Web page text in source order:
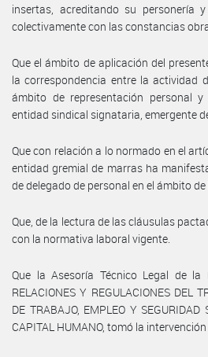
insertas, acreditando su personería
colectivamente con las constancias
Que el ámbito de aplicación del
la correspondencia entre la actividad
ámbito de representación personal
entidad sindical signataria, emergente
Que con relación a lo normado en el
entidad gremial de marras ha
de delegado de personal en el ámbito
Que, de la lectura de las cláusulas
con la normativa laboral vigente.
Que la Asesoría Técnico Legal de la
RELACIONES Y REGULACIONES DEL
DE TRABAJO, EMPLEO Y SEGURIDAD
CAPITAL HUMANO, tomó la